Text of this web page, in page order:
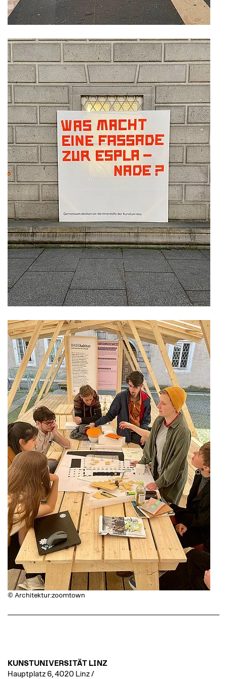
© Architektur:zoomtown
KUNSTUNIVERSITÄT LINZ
Hauptplatz 6, 4020 Linz /